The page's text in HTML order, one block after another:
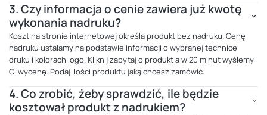
3.Czy informacja o cenie zawiera już kwotę
wykonania nadruku?
Koszt na stronie internetowej określa produkt bez nadruku. Cenę
nadruku ustalamy na podstawie informacji o wybranej technice
druku i kolorach logo. Kliknij zapytaj o produkt a w 20 minut wyślemy
CI wycenę. Podaj ilości produktu jaką chcesz zamówić.
4.Co zrobić, żeby sprawdzić, ile będzie
kosztował produkt z nadrukiem?